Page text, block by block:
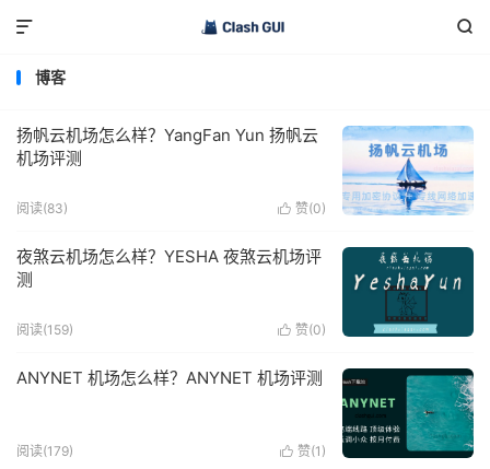


博客
扬帆云机场怎么样？YangFan Yun 扬帆云
机场评测
 赞(0)
阅读(83)
夜煞云机场怎么样？YESHA 夜煞云机场评
测
 赞(0)
阅读(159)
ANYNET 机场怎么样？ANYNET 机场评测
 赞(1 )
阅读(179)